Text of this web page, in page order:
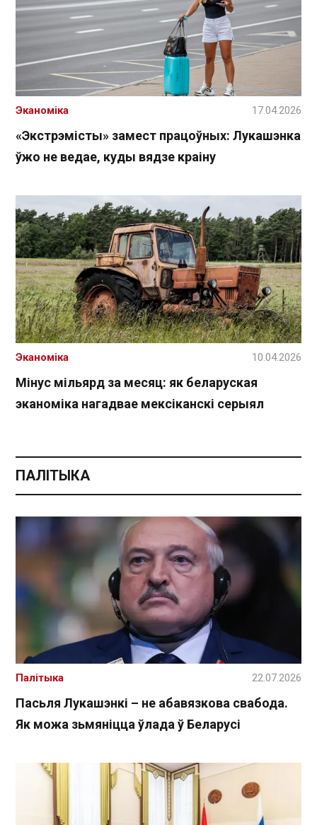
«Экстрэмісты» замест працоўных: Лукашэнка
ўжо не ведае, куды вядзе краіну
Эканоміка 17.04.2026
Мінус мільярд за месяц: як беларуская
эканоміка нагадвае мексіканскі серыял
Эканоміка 10.04.2026
ПАЛІТЫКА
Пасьля Лукашэнкі – не абавязкова свабода.
Як можа зьмяніцца ўлада ў Беларусі
Палітыка 22.07.2026